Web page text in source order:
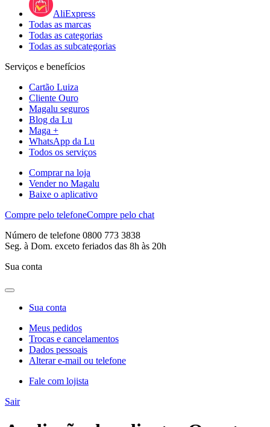
AliExpress
Todas as marcas
Todas as categorias
Todas as subcategorias
Serviços e benefícios
Cartão Luiza
Cliente Ouro
Magalu seguros
Blog da Lu
Maga +
WhatsApp da Lu
Todos os serviços
Comprar na loja
Vender no Magalu
Baixe o aplicativo
Compre pelo telefoneCompre pelo chat
Número de telefone 0800 773 3838
Seg. à Dom. exceto feriados das 8h às 20h
Sua conta
Sua conta
Meus pedidos
Trocas e cancelamentos
Dados pessoais
Alterar e-mail ou telefone
Fale com lojista
Sair